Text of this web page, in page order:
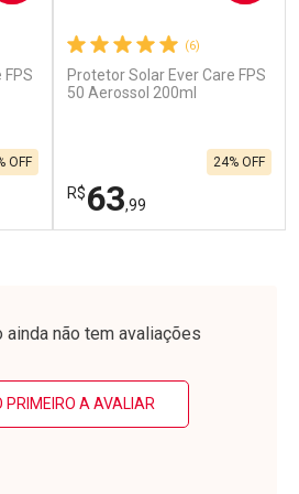
Ativar Desconto
OFF
(6)
Protetor Solar Ever Care FPS
50 Aerossol 200ml
R$63,99
24% OFF
Laboratório
Por Menos
ainda não tem avaliações
PRIMEIRO A AVALIAR